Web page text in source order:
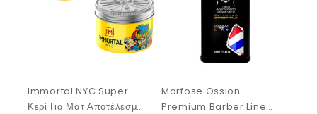
Immortal NYC Super
Κερί Για Ματ Αποτέλεσμα
Morfose Ossion
Premium Barber Line